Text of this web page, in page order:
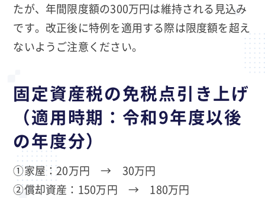
たが、年間限度額の300万円は維持される見込み
です。改正後に特例を適用する際は限度額を超え
ないようご注意ください。
固定資産税の免税点引き上げ
（適用時期：令和9年度以後
の年度分）
①家屋：20万円 → 30万円
②償却資産：150万円 → 180万円